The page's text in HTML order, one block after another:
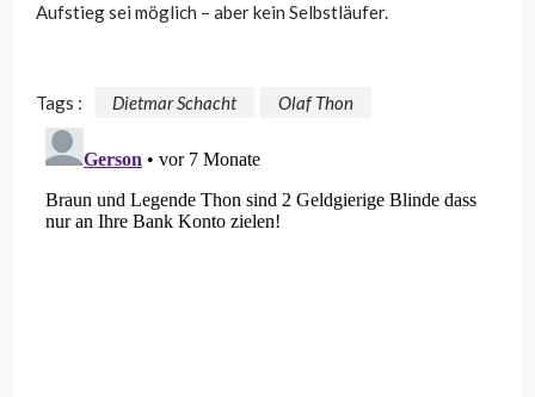
Aufstieg sei möglich – aber kein Selbstläufer.
Tags : Dietmar Schacht Olaf Thon